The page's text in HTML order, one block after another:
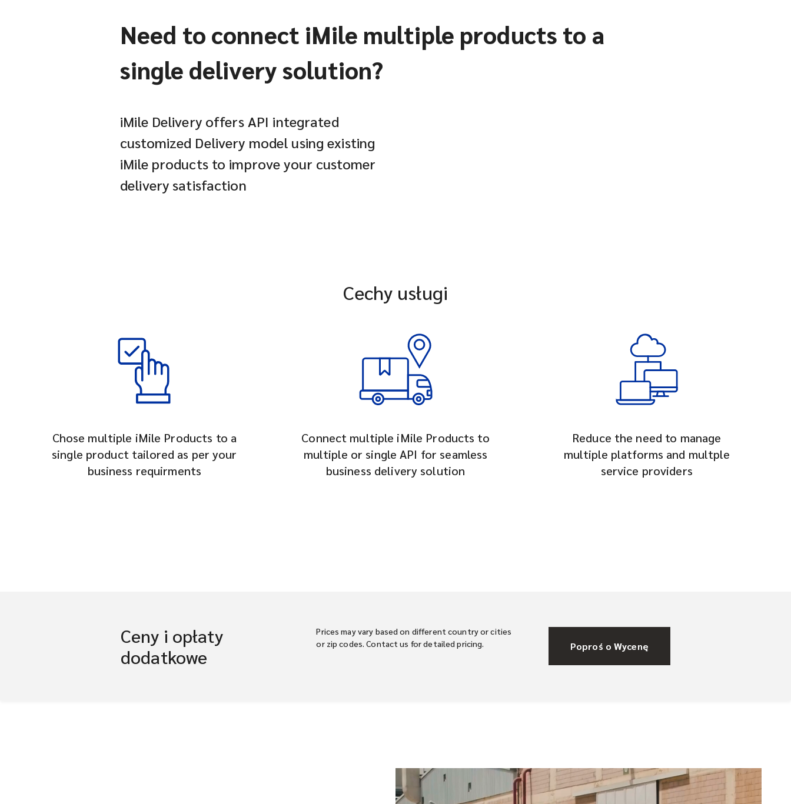
Need to connect iMile multiple products to a
single delivery solution?
iMile Delivery offers API integrated
customized Delivery model using existing
iMile products to improve your customer
delivery satisfaction
Cechy usługi
Chose multiple iMile Products to a
single product tailored as per your
business requirments
Connect multiple iMile Products to
multiple or single API for seamless
business delivery solution
Reduce the need to manage
multiple platforms and multple
service providers
Ceny i opłaty
dodatkowe
Prices may vary based on different country or cities
or zip codes. Contact us for detailed pricing.
Poproś o Wycenę